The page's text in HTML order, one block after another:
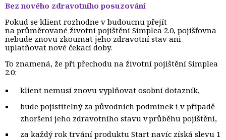
Bez nového zdravotního posuzování
Pokud se klient rozhodne v budoucnu přejít
na průměrované životní pojištění Simplea 2.0, pojišťovna
nebude znovu zkoumat jeho zdravotní stav ani
uplatňovat nové čekací doby.
To znamená, že při přechodu na životní pojištění Simplea
2.0:
klient nemusí znovu vyplňovat osobní dotazník,
bude pojistitelný za původních podmínek i v případě
zhoršení jeho zdravotního stavu v průběhu pojištění,
za každý rok trvání produktu Start navíc získá slevu 1